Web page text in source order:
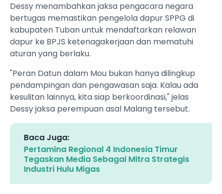
Dessy menambahkan jaksa pengacara negara
bertugas memastikan pengelola dapur SPPG di
kabupaten Tuban untuk mendaftarkan relawan
dapur ke BPJS ketenagakerjaan dan mematuhi
aturan yang berlaku.
"Peran Datun dalam Mou bukan hanya dilingkup
pendampingan dan pengawasan saja. Kalau ada
kesulitan lainnya, kita siap berkoordinasi," jelas
Dessy jaksa perempuan asal Malang tersebut.
Baca Juga:
Pertamina Regional 4 Indonesia Timur
Tegaskan Media Sebagai Mitra Strategis
Industri Hulu Migas